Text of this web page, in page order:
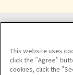
This website uses
click the "Agree"
cookies, click the